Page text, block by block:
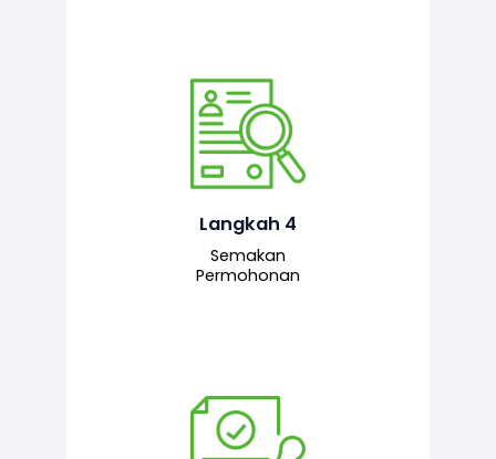
Langkah 4
Semakan
Permohonan
Pegawai penyemak menyemak
maklumat yang dikemukakan. Jika
semua maklumat adalah lengkap dan
kepada pegawai pelulus untuk
tindakan seterusnya.